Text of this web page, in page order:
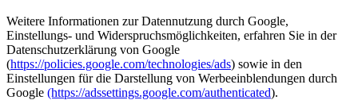
Weitere Informationen zur Datennutzung durch Google,
Einstellungs- und Widerspruchsmöglichkeiten, erfahren Sie in der
Datenschutzerklärung von Google
(https://policies.google.com/technologies/ads) sowie in den
Einstellungen für die Darstellung von Werbeeinblendungen durch
Google (https://adssettings.google.com/authenticated).